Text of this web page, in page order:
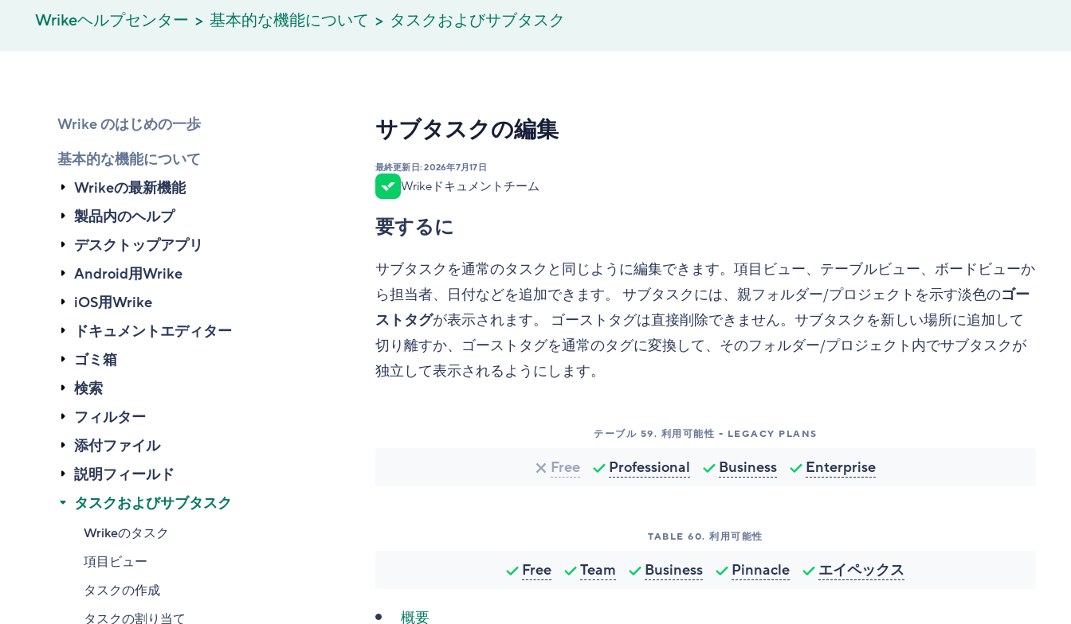
Wrikeヘルプセンター 基本的な機能について タスクおよびサブタスク
Wrike のはじめの一歩
基本的な機能について
Wrikeの最新機能
製品内のヘルプ
デスクトップアプリ
Android用Wrike
iOS用Wrike
ドキュメントエディター
ゴミ箱
検索
フィルター
添付ファイル
説明フィールド
タスクおよびサブタスク
Wrikeのタスク
項目ビュー
タスクの作成
タスクの割り当て
サブタスクの編集
最終更新日:2026年7月17日
Wrikeドキュメントチーム
要するに
サブタスクを通常のタスクと同じように編集できます。項目ビュー、テーブルビュー、ボードビューか
ら担当者、日付などを追加できます。 サブタスクには、親フォルダー/プロジェクトを示す淡色のゴー
ストタグが表示されます。 ゴーストタグは直接削除できません。サブタスクを新しい場所に追加して
切り離すか、ゴーストタグを通常のタグに変換して、そのフォルダー/プロジェクト内でサブタスクが
独立して表示されるようにします。
テーブル 59. 利用可能性 - LEGACY PLANS
Free Professional Business Enterprise
TABLE 60. 利用可能性
Free Team Business Pinnacle エイペックス
概要